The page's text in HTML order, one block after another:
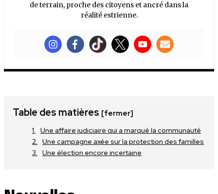
de terrain, proche des citoyens et ancré dans la
réalité estrienne.
Table des matières [fermer]
Une affaire judiciaire qui a marqué la communauté
Une campagne axée sur la protection des familles
Une élection encore incertaine